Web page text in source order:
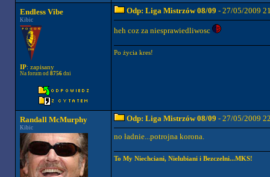
Endless Vibe
Kibic
IP: zapisany
Na forum od 8756dni
Odp: Liga Mistrzów 08/09 - 27/05/2009
heh coz za niesprawiedliwosc
Po życia kres!
Randall McMurphy
Kibic
Odp: Liga Mistrzów 08/09 - 27/05/2009
no ładnie...potrojna korona.
To My Niechciani, Nielubiani i Bezczelni...MKS!